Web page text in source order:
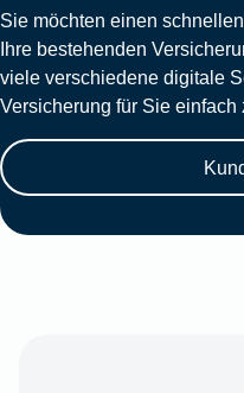
Sie möchten einen
Ihre bestehenden
viele verschiedene digitale
Versicherung für Sie einfach